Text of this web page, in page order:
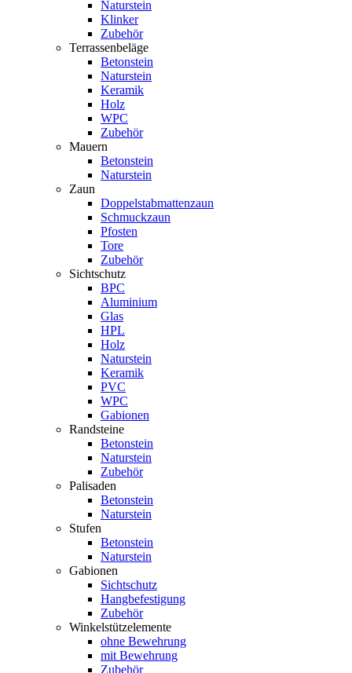
Naturstein
Klinker
Zubehör
Terrassenbeläge
Betonstein
Naturstein
Keramik
Holz
WPC
Zubehör
Mauern
Betonstein
Naturstein
Zaun
Doppelstabmattenzaun
Schmuckzaun
Pfosten
Tore
Zubehör
Sichtschutz
BPC
Aluminium
Glas
HPL
Holz
Naturstein
Keramik
PVC
WPC
Gabionen
Randsteine
Betonstein
Naturstein
Zubehör
Palisaden
Betonstein
Naturstein
Stufen
Betonstein
Naturstein
Gabionen
Sichtschutz
Hangbefestigung
Zubehör
Winkelstützelemente
ohne Bewehrung
mit Bewehrung
Zubehör